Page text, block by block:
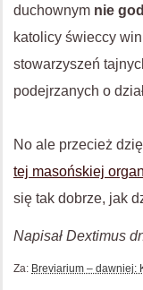
duchownym nie
katolicy świeccy
stowarzyszeń
podejrzanych o
No ale przecież
tej masońskiej
się tak dobrze, jak
Napisał Dextimus
Za: Breviarium – dawniej: